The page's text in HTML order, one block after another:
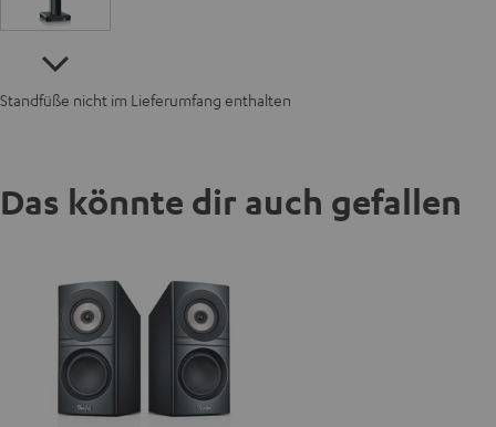
Standfüße nicht im Lieferumfang enthalten
Das könnte dir auch gefallen